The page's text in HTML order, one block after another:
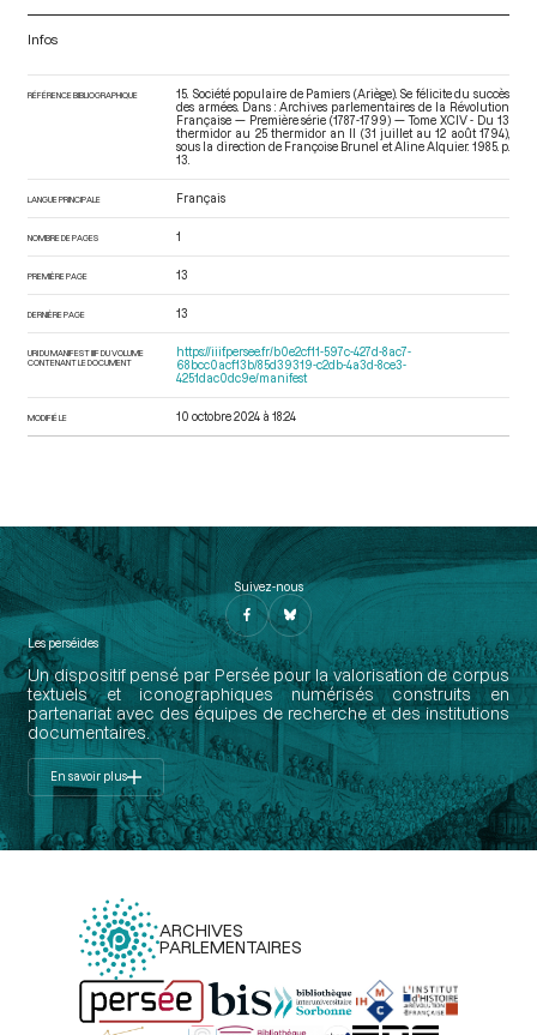
Infos
RÉFÉRENCE BIBLIOGRAPHIQUE
15. Société populaire de Pamiers (Ariège). Se félicite du succès
des armées. Dans : Archives parlementaires de la Révolution
Française — Première série (1787-1799) — Tome XCIV - Du 13
thermidor au 25 thermidor an II (31 juillet au 12 août 1794),
sous la direction de Françoise Brunel et Aline Alquier. 1985. p.
13.
LANGUE PRINCIPALE Français
NOMBRE DE PAGES 1
PREMIÈRE PAGE 13
DERNIÈRE PAGE 13
URI DU MANIFEST IIIF DU VOLUME
CONTENANT LE DOCUMENT
https://iiif.persee.fr/b0e2cf11-597c-427d-8ac7-
68bcc0acf13b/85d39319-c2db-4a3d-8ce3-
4251dac0dc9e/manifest
MODIFIÉ LE 10 octobre 2024 à 18:24
Suivez-nous
Les perséides
Un dispositif pensé par Persée pour la valorisation de corpus
textuels et iconographiques numérisés construits en
partenariat avec des équipes de recherche et des institutions
documentaires.
En savoir plus
ARCHIVES
PARLEMENTAIRES